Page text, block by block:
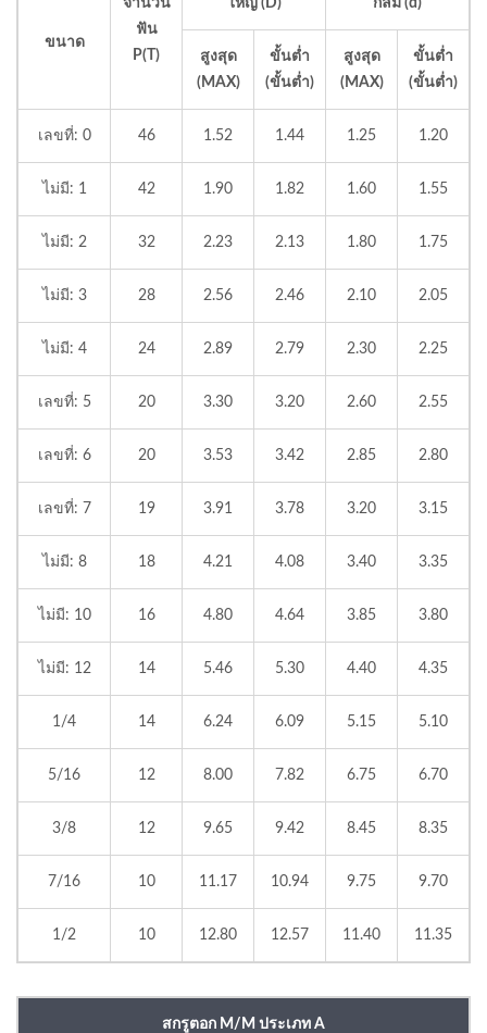
ขนาด
ฟัน
P(T)
สูงสุด
(MAX)
ขั้นต่ำ
(ขั้นต่ำ)
สูงสุด
(MAX)
ขั้นต่ำ
(ขั้นต่ำ)
เลขที่: 0 46 1.52 1.44 1.25 1.20
ไม่มี: 1 42 1.90 1.82 1.60 1.55
ไม่มี: 2 32 2.23 2.13 1.80 1.75
ไม่มี: 3 28 2.56 2.46 2.10 2.05
ไม่มี: 4 24 2.89 2.79 2.30 2.25
เลขที่: 5 20 3.30 3.20 2.60 2.55
เลขที่: 6 20 3.53 3.42 2.85 2.80
เลขที่: 7 19 3.91 3.78 3.20 3.15
ไม่มี: 8 18 4.21 4.08 3.40 3.35
ไม่มี: 10 16 4.80 4.64 3.85 3.80
ไม่มี: 12 14 5.46 5.30 4.40 4.35
1/4 14 6.24 6.09 5.15 5.10
5/16 12 8.00 7.82 6.75 6.70
3/8 12 9.65 9.42 8.45 8.35
7/16 10 11.17 10.94 9.75 9.70
1/2 10 12.80 12.57 11.40 11.35
สกรูตอก M/M ประเภท A